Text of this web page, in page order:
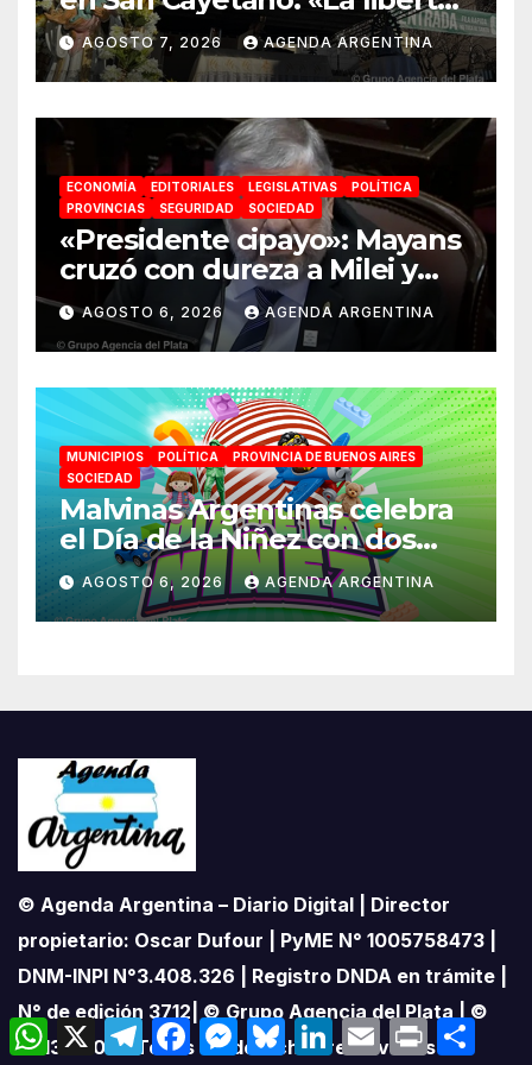
económica no puede ser
absoluta»
AGOSTO 7, 2026 AGENDA ARGENTINA
ECONOMÍA EDITORIALES LEGISLATIVAS
POLÍTICA
PROVINCIAS
SEGURIDAD SOCIEDAD
«Presidente cipayo»: Mayans
cruzó con dureza a Milei y
advirtió sobre un juicio
político por traición a la
Patria
AGOSTO 6, 2026 AGENDA ARGENTINA
MUNICIPIOS POLÍTICA
PROVINCIA DE BUENOS AIRES
SOCIEDAD
Malvinas Argentinas celebra
el Día de la Niñez con dos
jornadas de juegos,
espectáculos y actividades
para toda la familia
AGOSTO 6, 2026 AGENDA ARGENTINA
© Agenda Argentina – Diario Digital | Director
propietario: Oscar Dufour | PyME N° 1005758473 |
DNM-INPI N°3.408.326 | Registro DNDA en trámite |
N° de edición 3712| © Grupo Agencia del Plata | ©
2013 – 2026 Todos los derechos reservados
W
h
X
T
e
F
a
M
e
B
l
L
i
E
m
P
r